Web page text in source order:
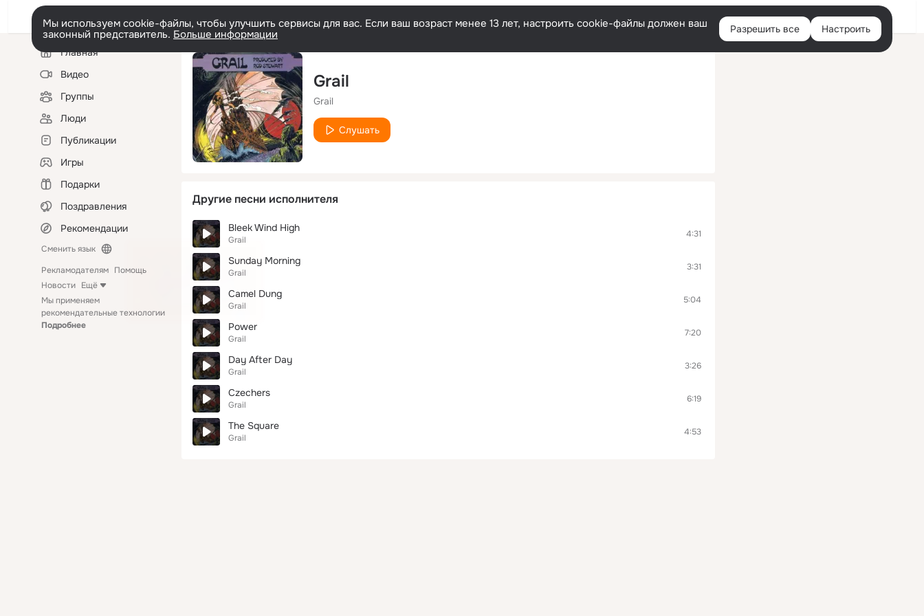
Войти
Мы используем cookie-файлы, чтобы улучшить сервисы для вас. Если ваш возраст менее 13 лет, настроить cookie-файлы должен ваш
законный представитель. Больше информации Разрешить все Настроить
Левая
колонкаГлавная
Видео
Группы
Люди
Публикации
Игры
Подарки
Поздравления
Рекомендации
Сменить язык
Рекламодателям Помощь
Новости Ещё
Мы применяем
рекомендательные технологии
Подробнее
Grail
Grail
Слушать
Другие песни исполнителя
Bleek Wind High
Grail
4:31
Sunday Morning
Grail
3:31
Camel Dung
Grail
5:04
Power
Grail
7:20
Day After Day
Grail
3:26
Czechers
Grail
6:19
The Square
Grail
4:53